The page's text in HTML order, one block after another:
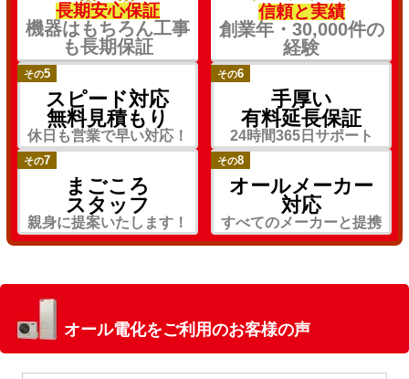
長期安心保証
機器はもちろん工事
も長期保証
信頼と実績
創業年・30,000件の
経験
その5
スピード対応
無料見積もり
休日も営業で早い対応！
その6
手厚い
有料延長保証
24時間365日サポート
その7
まごころ
スタッフ
親身に提案いたします！
その8
オールメーカー
対応
すべてのメーカーと提携
オール電化をご利用のお客様の声